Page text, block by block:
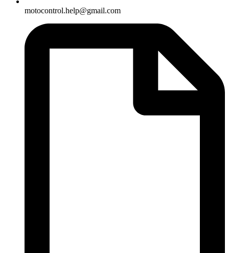
motocontrol.help@gmail.com